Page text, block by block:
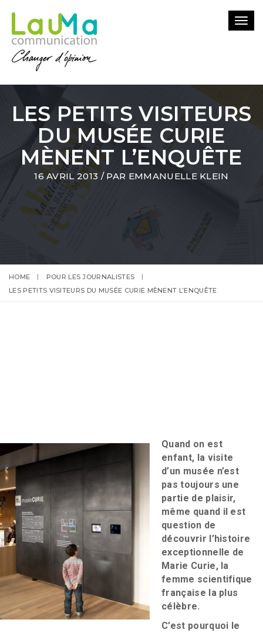
LES PETITS VISITEURS
DU MUSÉE CURIE
MÈNENT L’ENQUÊTE
16 AVRIL 2013 / PAR EMMANUELLE KLEIN
HOME
POUR LES JOURNALISTES
LES PETITS VISITEURS DU MUSÉE CURIE MÈNENT L’ENQUÊTE
Quand on est
enfant, la visite
d’un musée n’est
pas toujours une
partie de plaisir,
même quand il est
question de
découvrir l’histoire
exceptionnelle de
Marie Curie, la
femme scientifique
française la plus
célèbre.
C’est pourquoi le